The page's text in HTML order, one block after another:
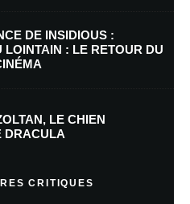
et mon site dans le navigateur pour
de vos commentaires sont
DE INSIDIOUS :
LOINTAIN : LE RETOUR DU
LE CHIEN
DRACULA
CRITIQUES